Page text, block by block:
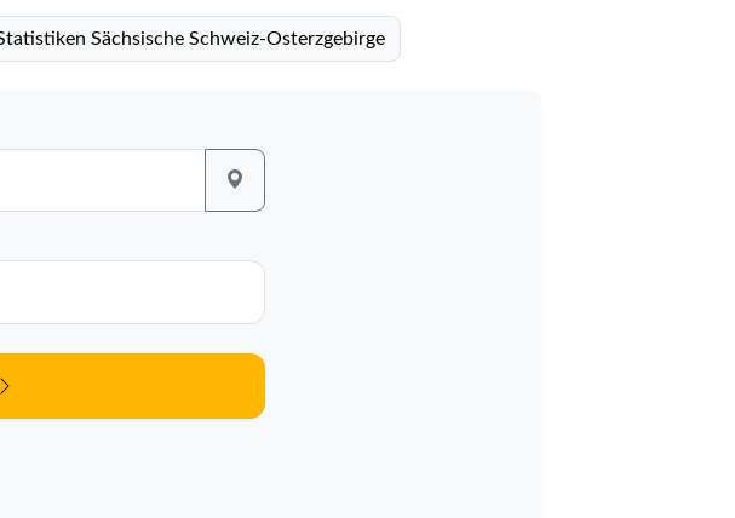
Sächsische Schweiz-Osterzgebirge